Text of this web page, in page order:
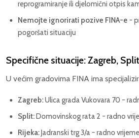
reprogramiranje ili djelomični otpis
Nemojte ignorirati pozive FINA-e -
pogoršati situaciju
Specifične situacije: Zagreb,
U većim gradovima FINA ima
Zagreb:Ulica grada Vukovara 70 -
Split:Domovinskog rata 2 - radno
Rijeka:Jadranski trg 3/a - radno